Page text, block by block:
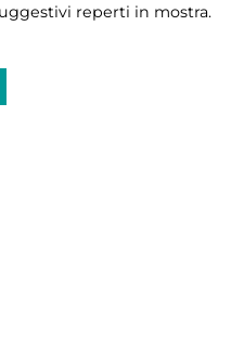
reperti in mostra.